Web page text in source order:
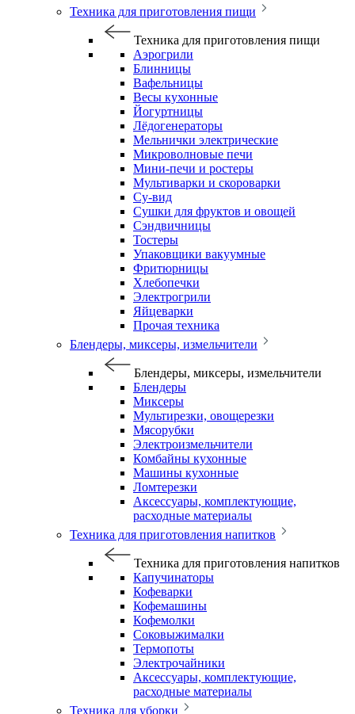
Техника для приготовления пищи
Техника для приготовления пищи
Аэрогрили
Блинницы
Вафельницы
Весы кухонные
Йогуртницы
Лёдогенераторы
Мельнички электрические
Микроволновые печи
Мини-печи и ростеры
Мультиварки и скороварки
Су-вид
Сушки для фруктов и овощей
Сэндвичницы
Тостеры
Упаковщики вакуумные
Фритюрницы
Хлебопечки
Электрогрили
Яйцеварки
Прочая техника
Блендеры, миксеры, измельчители
Блендеры, миксеры, измельчители
Блендеры
Миксеры
Мультирезки, овощерезки
Мясорубки
Электроизмельчители
Комбайны кухонные
Машины кухонные
Ломтерезки
Аксессуары, комплектующие,
расходные материалы
Техника для приготовления напитков
Техника для приготовления напитков
Капучинаторы
Кофеварки
Кофемашины
Кофемолки
Соковыжималки
Термопоты
Электрочайники
Аксессуары, комплектующие,
расходные материалы
Техника для уборки